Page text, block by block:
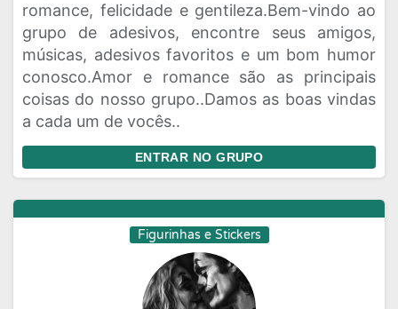
romance, felicidade e gentileza.Bem-vindo ao
grupo de adesivos, encontre seus amigos,
músicas, adesivos favoritos e um bom humor
conosco.Amor e romance são as principais
coisas do nosso grupo..Damos as boas vindas
a cada um de vocês..
ENTRAR NO GRUPO
Figurinhas e Stickers